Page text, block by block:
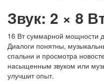
Звук: 2 × 8
16 Вт суммарной мощности
Диалоги понятны,
спальни и просмотра
насыщенным звуком или
улучшит опыт.